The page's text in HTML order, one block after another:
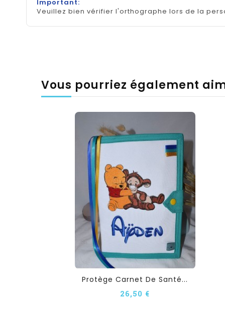
Important:
Veuillez bien vérifier l'orthographe lors de la
Vous pourriez également
Protège Carnet De Santé...
26,50 €